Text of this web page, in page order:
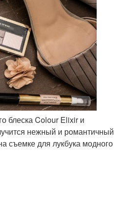
блеска Colour Elixir и
нежный и романтичный
съемке для лукбука модного